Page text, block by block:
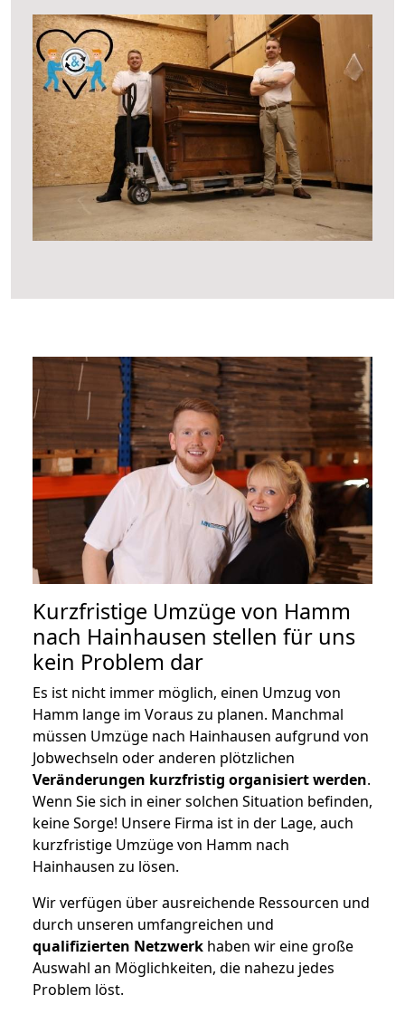
Kurzfristige Umzüge von Hamm
nach Hainhausen stellen für uns
kein Problem dar
Es ist nicht immer möglich, einen Umzug von
Hamm lange im Voraus zu planen. Manchmal
müssen Umzüge nach Hainhausen aufgrund von
Jobwechseln oder anderen plötzlichen
Veränderungen kurzfristig organisiert werden.
Wenn Sie sich in einer solchen Situation befinden,
keine Sorge! Unsere Firma ist in der Lage, auch
kurzfristige Umzüge von Hamm nach
Hainhausen zu lösen.
Wir verfügen über ausreichende Ressourcen und
durch unseren umfangreichen und
qualifizierten Netzwerk haben wir eine große
Auswahl an Möglichkeiten, die nahezu jedes
Problem löst.